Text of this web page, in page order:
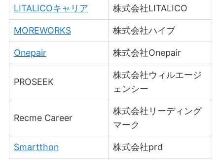
LITALICOキャリア 株式会社LITALICO
MOREWORKS 株式会社ハイブ
Onepair 株式会社Onepair
PROSEEK
株式会社ウィルエージ
ェンシー
Recme Career
株式会社リーディング
マーク
Smartthon 株式会社prd